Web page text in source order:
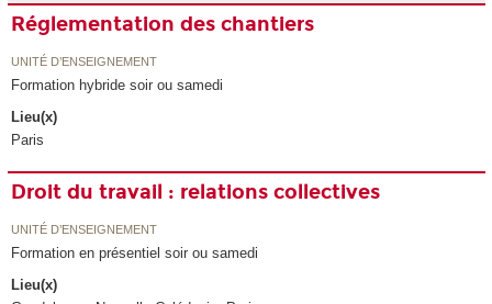
Réglementation des chantiers
UNITÉ D’ENSEIGNEMENT
Formation hybride soir ou samedi
Lieu(x)
Paris
Droit du travail : relations collectives
UNITÉ D’ENSEIGNEMENT
Formation en présentiel soir ou samedi
Lieu(x)